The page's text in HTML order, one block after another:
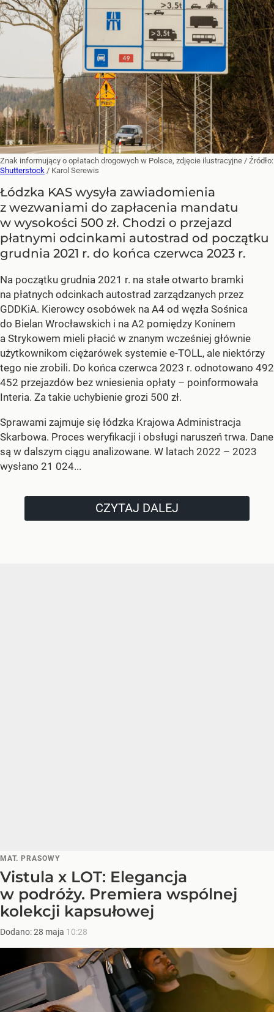
Znak informujący o opłatach drogowych w Polsce, zdjęcie ilustracyjne / Źródło:
Shutterstock / Karol Serewis
Łódzka KAS wysyła zawiadomienia
z wezwaniami do zapłacenia mandatu
w wysokości 500 zł. Chodzi o przejazd
płatnymi odcinkami autostrad od początku
grudnia 2021 r. do końca czerwca 2023 r.
Na początku grudnia 2021 r. na stałe otwarto bramki
na płatnych odcinkach autostrad zarządzanych przez
GDDKiA. Kierowcy osobówek na A4 od węzła Sośnica
do Bielan Wrocławskich i na A2 pomiędzy Koninem
a Strykowem mieli płacić w znanym wcześniej głównie
użytkownikom ciężarówek systemie e-TOLL, ale niektórzy
tego nie zrobili. Do końca czerwca 2023 r. odnotowano 492
452 przejazdów bez wniesienia opłaty – poinformowała
Interia. Za takie uchybienie grozi 500 zł.
Sprawami zajmuje się łódzka Krajowa Administracja
Skarbowa. Proces weryfikacji i obsługi naruszeń trwa. Dane
są w dalszym ciągu analizowane. W latach 2022 – 2023
wysłano 21 024...
CZYTAJ DALEJ
MAT. PRASOWY
Vistula x LOT: Elegancja
w podróży. Premiera wspólnej
kolekcji kapsułowej
Dodano:28 maja 10:28